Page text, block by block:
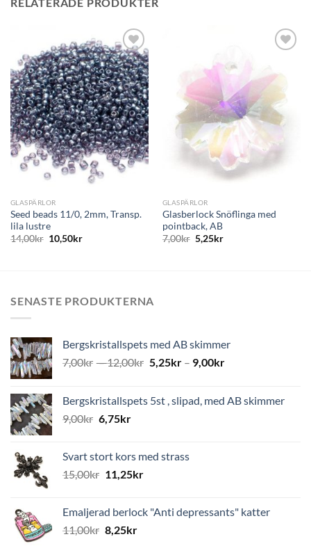
Lägg
till i
önskelistan
GLASPÄRLOR
Seed beads 11/0, 2mm, Transp.
lila lustre
14,00kr 10,50kr
Lägg
till i
önskelistan
GLASPÄRLOR
Glasberlock Snöflinga med
pointback, AB
7,00kr 5,25kr
SENASTE PRODUKTERNA
Bergskristallspets med AB skimmer
7,00kr –12,00kr 5,25kr– 9,00kr
Bergskristallspets 5st , slipad, med AB skimmer
9,00kr 6,75kr
Svart stort kors med strass
15,00kr 11,25kr
Emaljerad berlock "Anti depressants" katter
11,00kr 8,25kr